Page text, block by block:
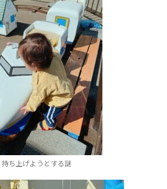
持ち上げようとする謎